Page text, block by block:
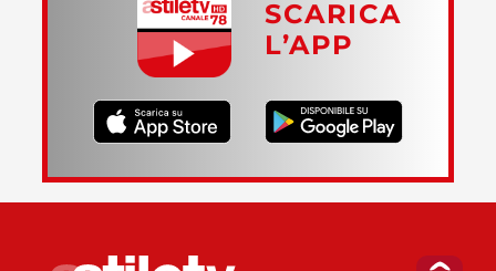
SCARICA
L’APP